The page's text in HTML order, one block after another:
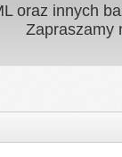
oraz innych
Zapraszamy